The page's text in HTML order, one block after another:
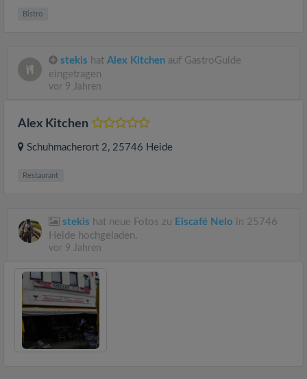
Bistro
stekis hat Alex Kitchen auf GastroGuide
eingetragen
vor 9 Jahren
Alex Kitchen
Schuhmacherort 2, 25746 Heide
Restaurant
stekis hat neue Fotos zu Eiscafé Nelo in 25746
Heide hochgeladen.
vor 9 Jahren